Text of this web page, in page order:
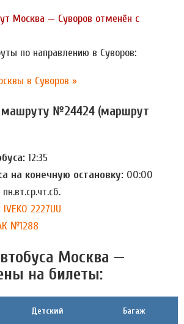
Москва — Суворов отменён с
по направлению в Суворов:
в Суворов »
№24424 (маршрут
12:35
на конечную остановку: 00:00
пн.вт.ср.чт.сб.
IVEKO 2227UU
№1288
Москва —
на билеты:
Детский Багаж